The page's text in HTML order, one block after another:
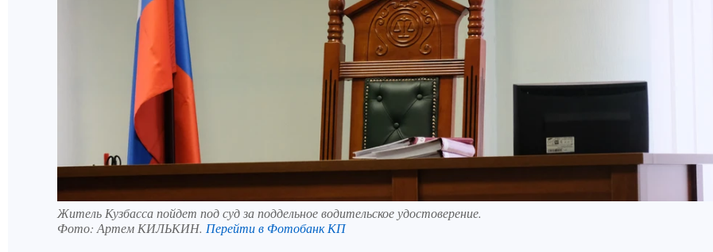
Житель Кузбасса пойдет под суд за поддельное водительское удостоверение.
Фото: Артем КИЛЬКИН. Перейти в Фотобанк КП